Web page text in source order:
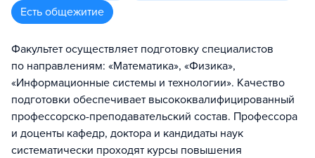
Есть общежитие
Факультет осуществляет подготовку специалистов
по направлениям: «Математика», «Физика»,
«Информационные системы и технологии». Качество
подготовки обеспечивает высококвалифицированный
профессорско-преподавательский состав. Профессора
и доценты кафедр, доктора и кандидаты наук
систематически проходят курсы повышения